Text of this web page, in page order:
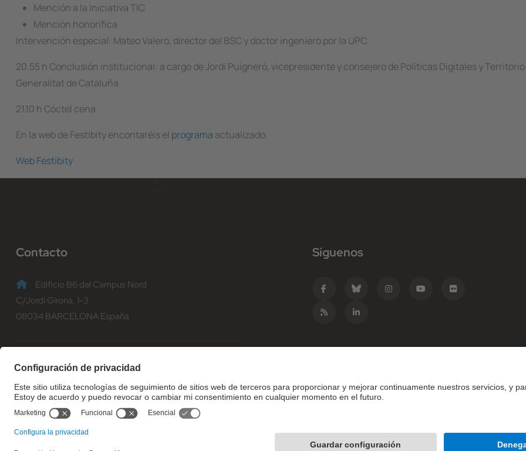
Mención a la Iniciativa TIC
Mención honorífica
Intervención especial: Mateo Valero, director del BSC y doctor ingeniero por la UPC.
20.55 h Conclusión institucional: a cargo de Jordi Puigneró, vicepresidente y consejero de Políticas Digitales y Territorio
Generalitat de Cataluña
21.10 h Cóctel cena
En la web de Festibity encontaréis el programa actualizado.
Web Festibity
Contacto
Edificio B6 del Campus Nord
C/Jordi Girona, 1-3
08034 BARCELONA España
informacio@fib.upc.edu
Síguenos
© Facultat d'Informàtica de Barcelona - Universitat Politècnica de Catalunya - BarcelonaTech